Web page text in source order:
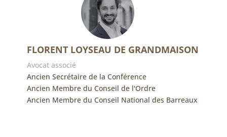
FLORENT LOYSEAU DE GRANDMAISON
Avocat associé
Ancien Secrétaire de la Conférence
Ancien Membre du Conseil de l'Ordre
Ancien Membre du Conseil National des Barreaux